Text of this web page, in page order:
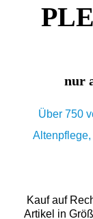
nur
Über 750
Kauf auf
Artikel in